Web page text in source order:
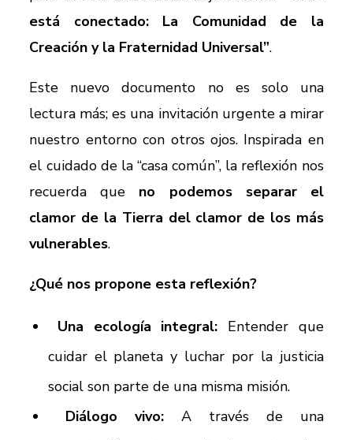
está conectado: La Comunidad de la
Creación y la Fraternidad Universal”.
Este nuevo documento no es solo una
lectura más; es una invitación urgente a mirar
nuestro entorno con otros ojos. Inspirada en
el cuidado de la “casa común”, la reflexión nos
recuerda que no podemos separar el
clamor de la Tierra del clamor de los más
vulnerables.
¿Qué nos propone esta reflexión?
Una ecología integral: Entender que
cuidar el planeta y luchar por la justicia
social son parte de una misma misión.
Diálogo vivo:A través de una